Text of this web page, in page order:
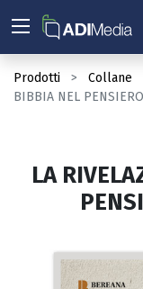
Prodotti Collane
BIBBIA NEL
LA